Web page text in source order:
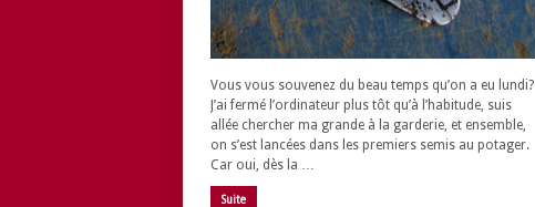
Vous vous souvenez du beau temps qu’on a eu lundi?
J’ai fermé l’ordinateur plus tôt qu’à l’habitude, suis
allée chercher ma grande à la garderie, et ensemble,
on s’est lancées dans les premiers semis au potager.
Car oui, dès la …
Suite